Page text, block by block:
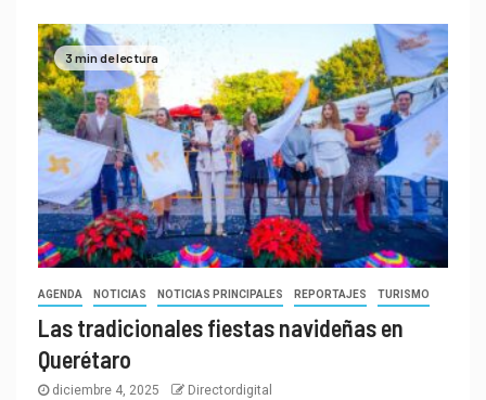
3 min de lectura
AGENDA NOTICIAS NOTICIAS PRINCIPALES REPORTAJES TURISMO
Las tradicionales fiestas navideñas en
Querétaro
diciembre 4, 2025 Directordigital